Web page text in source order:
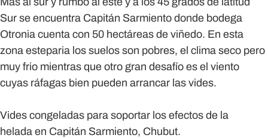
Sur se encuentra Capitán Sarmiento donde bodega
Otronia cuenta con 50 hectáreas de viñedo. En esta
zona esteparia los suelos son pobres, el clima seco pero
muy frio mientras que otro gran desafío es el viento
cuyas ráfagas bien pueden arrancar las vides.
Vides congeladas para soportar los efectos de la
helada en Capitán Sarmiento, Chubut.